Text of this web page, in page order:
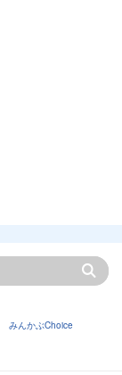
みんかぶChoice